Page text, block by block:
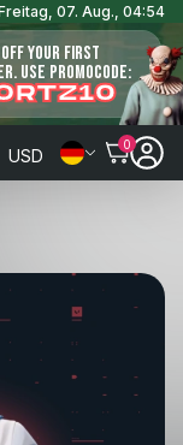
07. Aug., 04:54
YOUR FIRST
USE PROMOCODE:
USD
0